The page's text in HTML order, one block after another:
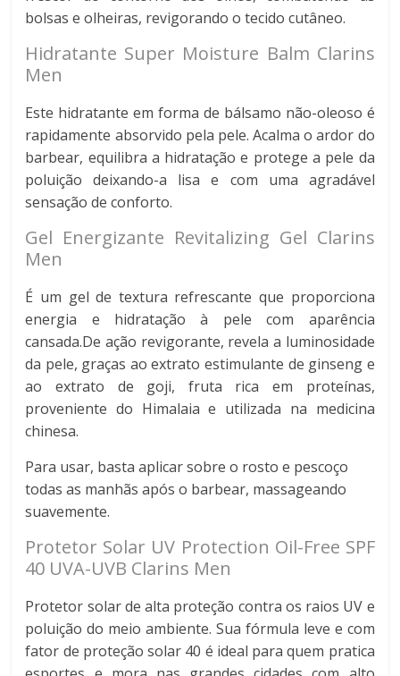
bolsas e olheiras, revigorando o tecido cutâneo.
Hidratante Super Moisture Balm Clarins
Men
Este hidratante em forma de bálsamo não-oleoso é
rapidamente absorvido pela pele. Acalma o ardor do
barbear, equilibra a hidratação e protege a pele da
poluição deixando-a lisa e com uma agradável
sensação de conforto.
Gel Energizante Revitalizing Gel Clarins
Men
É um gel de textura refrescante que proporciona
energia e hidratação à pele com aparência
cansada.De ação revigorante, revela a luminosidade
da pele, graças ao extrato estimulante de ginseng e
ao extrato de goji, fruta rica em proteínas,
proveniente do Himalaia e utilizada na medicina
chinesa.
Para usar, basta aplicar sobre o rosto e pescoço
todas as manhãs após o barbear, massageando
suavemente.
Protetor Solar UV Protection Oil-Free SPF
40 UVA-UVB Clarins Men
Protetor solar de alta proteção contra os raios UV e
poluição do meio ambiente. Sua fórmula leve e com
fator de proteção solar 40 é ideal para quem pratica